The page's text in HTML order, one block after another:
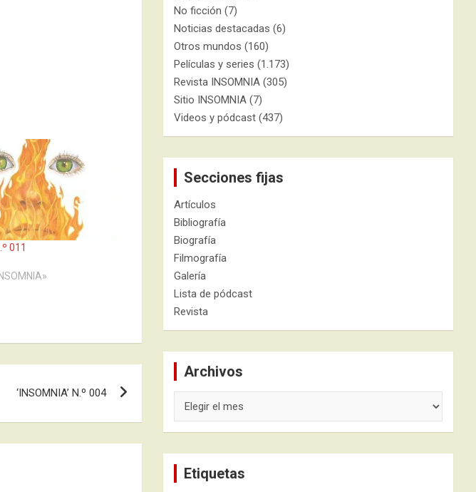
011
‘INSOMNIA’ N.º 004
No ficción (7)
Noticias destacadas (6)
Otros mundos (160)
Películas y series (1.173)
Revista INSOMNIA (305)
Sitio INSOMNIA (7)
Videos y pódcast (437)
Secciones fijas
Artículos
Bibliografía
Biografía
Filmografía
Galería
Lista de pódcast
Revista
Archivos
Etiquetas